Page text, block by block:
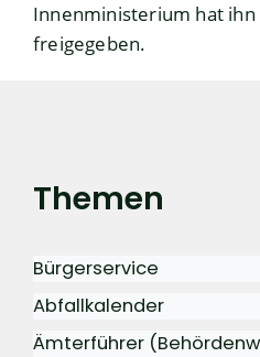
Innenministerium hat
freigegeben.
Themen
Bürgerservice
Abfallkalender
Ämterführer